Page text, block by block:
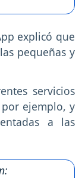
explicó que
pequeñas y
servicios
ejemplo, y
a las